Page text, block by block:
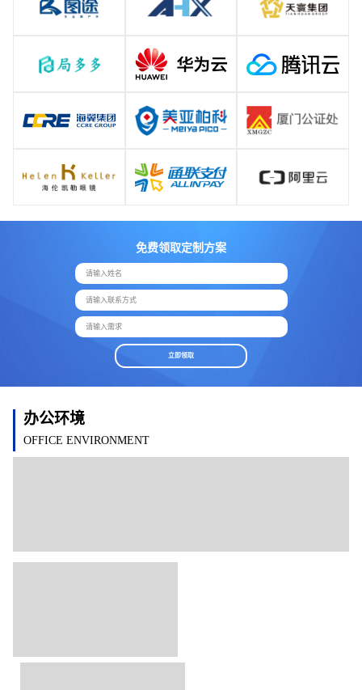
免费领取定制方案
请输入姓名
请输入联系方式
请输入需求
立即领取
办公环境
OFFICE ENVIRONMENT